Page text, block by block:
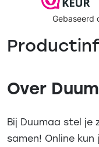
Over
Bij Duumaa stel je
samen! Online